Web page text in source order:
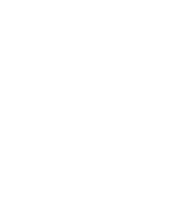
الاستاذة غادة
موسى
والانتظار عاما